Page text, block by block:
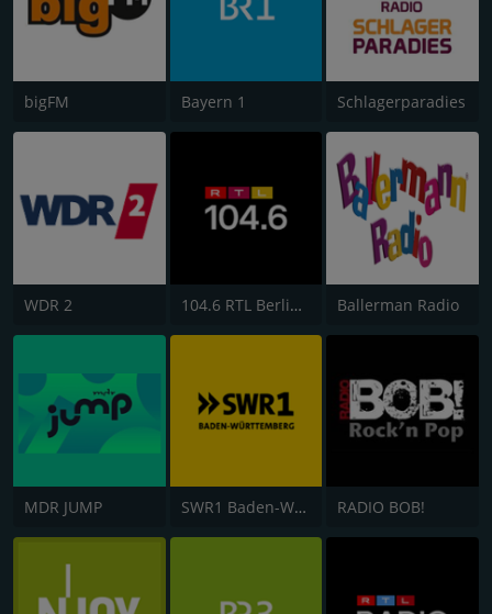
bigFM Bayern 1 Schlagerparadies
WDR 2 104.6 RTL Berlins Hitradio Ballerman Radio
MDR JUMP SWR1 Baden-Württemberg RADIO BOB!